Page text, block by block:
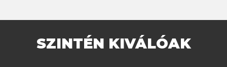
SZINTÉN KIVÁLÓAK